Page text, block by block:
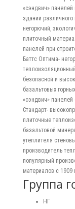
«сэндвич» панелей
зданий
негорючий,
плиточный
панелей при
Баттс Оптима-
безопасной и
базальтовых
«сэндвич»
Стандарт-
плиточные
базальтовой
утеплителя
производитель
популярный
материалов с 1909
Группа
НГ